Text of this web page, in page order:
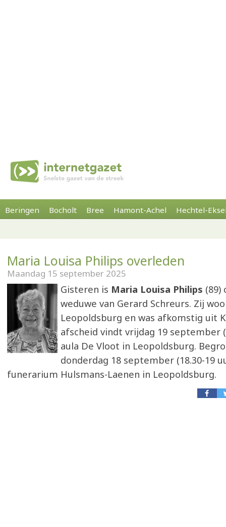
Beringen Bocholt Bree Hamont-Achel Hechtel-
Maria Louisa Philips overleden
Maandag 15 september 2025
Gisteren is Maria Louisa Philips (89)
weduwe van Gerard Schreurs. Zij
Leopoldsburg en was afkomstig uit
afscheid vindt vrijdag 19 september
aula De Vloot in Leopoldsburg.
donderdag 18 september (18.30-19
funerarium Hulsmans-Laenen in Leopoldsburg.